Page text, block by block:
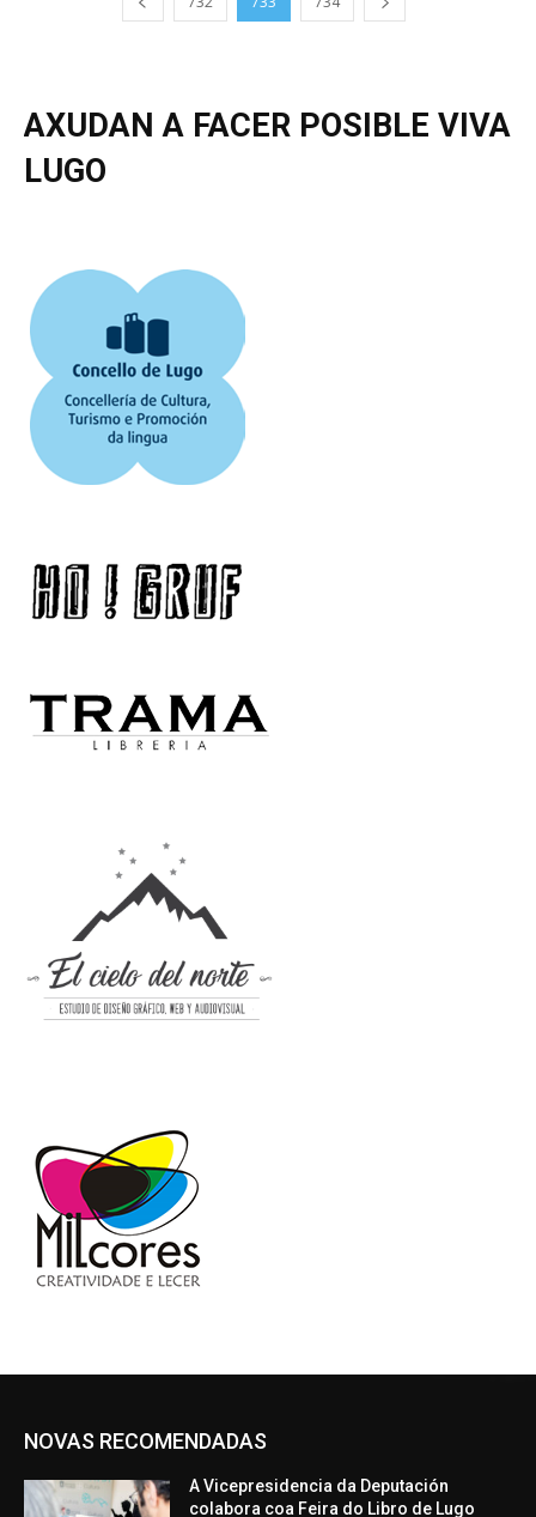
AXUDAN A FACER POSIBLE VIVA
LUGO
NOVAS RECOMENDADAS
A Vicepresidencia da Deputación
colabora coa Feira do Libro de Lugo